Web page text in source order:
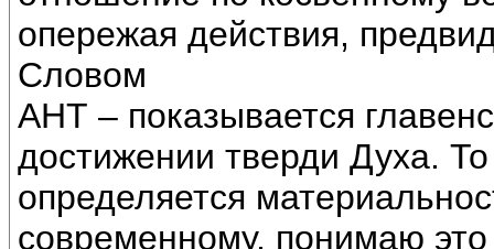
опережая действия,
Словом
АНТ – показывается
достижении тверди Духа.
определяется
современному, понимаю это